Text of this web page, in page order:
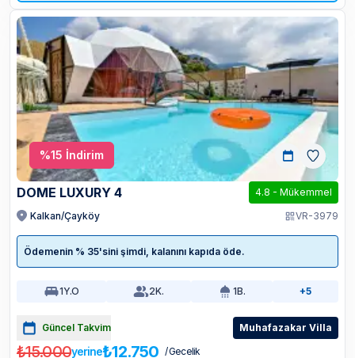
%15 İndirim
DOME LUXURY 4 4.8 - Mükemmel
Kalkan/Çayköy
VR-3979
Ödemenin % 35'sini şimdi, kalanını kapıda öde.
1Y.O 2K. 1B. +5
Güncel Takvim Muhafazakar Villa
₺15.000yerine₺12.750 / Gecelik